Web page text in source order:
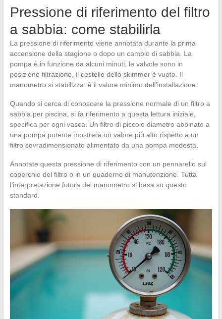
Pressione di riferimento del filtro
a sabbia: come stabilirla
La pressione di riferimento viene annotata durante la prima
accensione della stagione o dopo un cambio di sabbia. La
pompa è in funzione da alcuni minuti, le valvole sono in
posizione filtrazione, il cestello dello skimmer è vuoto. Il
manometro si stabilizza: è il valore minimo dell’installazione.
Quando si cerca di conoscere la pressione normale di un filtro a
sabbia per piscina, si fa riferimento a questa lettura iniziale,
specifica per ogni vasca. Un filtro di piccolo diametro abbinato a
una pompa potente mostrerà un valore più alto rispetto a un
filtro sovradimensionato alimentato da una pompa modesta.
Annotate questa pressione di riferimento con un pennarello sul
coperchio del filtro o in un quaderno di manutenzione. Tutta
l’interpretazione futura del manometro si basa su questo
standard.